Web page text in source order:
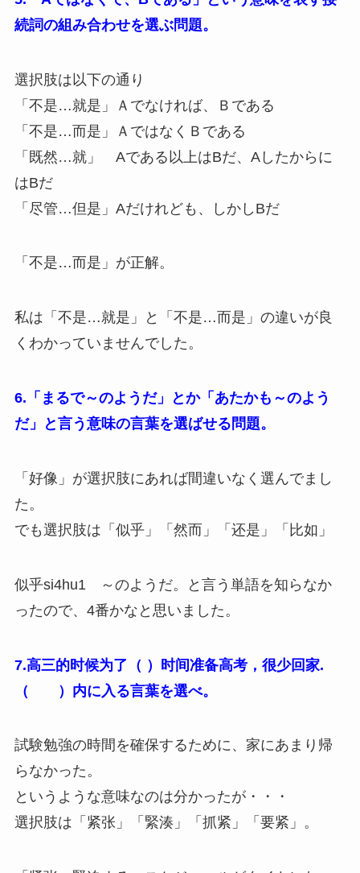
続詞の組み合わせを選ぶ問題。
選択肢は以下の通り
「不是…就是」Ａでなければ、Ｂである
「不是…而是」ＡではなくＢである
「既然…就」 Aである以上はBだ、Aしたからに
はBだ
「尽管…但是」Aだけれども、しかしBだ
「不是…而是」が正解。
私は「不是…就是」と「不是…而是」の違いが良
くわかっていませんでした。
6.「まるで～のようだ」とか「あたかも～のよう
だ」と言う意味の言葉を選ばせる問題。
「好像」が選択肢にあれば間違いなく選んでまし
た。
でも選択肢は「似乎」「然而」「还是」「比如」
似乎si4hu1 ～のようだ。と言う単語を知らなか
ったので、4番かなと思いました。
7.高三的时候为了（ ）时间准备高考，很少回家.
（ ）内に入る言葉を選べ。
試験勉強の時間を確保するために、家にあまり帰
らなかった。
というような意味なのは分かったが・・・
選択肢は「紧张」「緊湊」「抓紧」「要紧」。